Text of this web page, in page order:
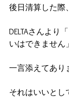
後日清算した際、
DELTAさんより
いはできません
一言添えてあり
それはいいとし